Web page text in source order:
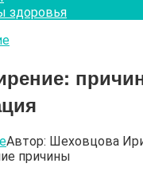
здоровья
Автор: Шеховцова